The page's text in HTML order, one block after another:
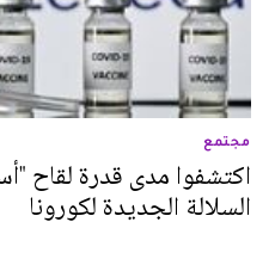
مجتمع
اكتشفوا مدى قدرة لقاح
السلالة الجديدة لكورونا